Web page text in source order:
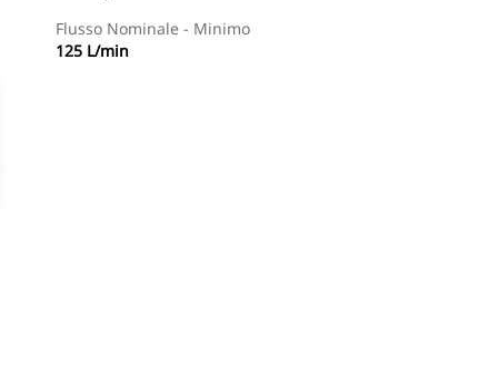
Flusso Nominale - Minimo
125 L/min